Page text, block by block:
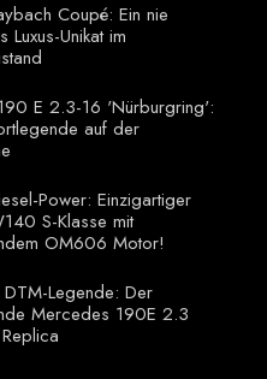
Coupé: Ein nie
Luxus-Unikat im
E 2.3-16 'Nürburgring':
auf der
Power: Einzigartiger
S-Klasse mit
OM606 Motor!
Legende: Der
Mercedes 190E 2.3